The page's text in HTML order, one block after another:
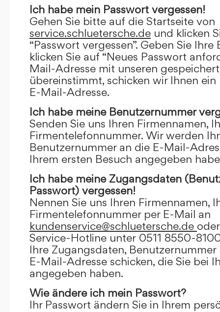
Ich habe mein Passwort vergessen!
Gehen Sie bitte auf die Startseite von
service.schluetersche.de und klicken
“Passwort vergessen”. Geben Sie
klicken Sie auf “Neues Passwort
Mail-Adresse mit unseren
übereinstimmt, schicken wir Ihnen
E-Mail-Adresse.
Ich habe meine Benutzernummer
Senden Sie uns Ihren Firmennamen,
Firmentelefonnummer. Wir werden
Benutzernummer an die E-Mail-
Ihrem ersten Besuch angegeben
Ich habe meine Zugangsdaten
Passwort) vergessen!
Nennen Sie uns Ihren Firmennamen,
Firmentelefonnummer per E-Mail an
kundenservice@schluetersche.de
Service-Hotline unter 0511 8550-
Ihre Zugangsdaten,
E-Mail-Adresse schicken, die Sie bei
angegeben haben.
Wie ändere ich mein Passwort?
Ihr Passwort ändern Sie in Ihrem